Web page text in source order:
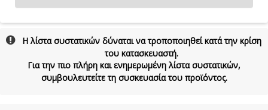
Η λίστα συστατικών δύναται να τροποποιηθεί κατά την κρίση
του κατασκευαστή.
Για την πιο πλήρη και ενημερωμένη λίστα συστατικών,
συμβουλευτείτε τη συσκευασία του προϊόντος.